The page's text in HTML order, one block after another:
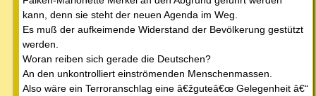
kann, denn sie steht der neuen Agenda im Weg.
Es muß der aufkeimende Widerstand der Bevölkerung gestützt
werden.
Woran reiben sich gerade die Deutschen?
An den unkontrolliert einströmenden Menschenmassen.
Also wäre ein Terroranschlag eine â€žguteâ€œ Gelegenheit â€“